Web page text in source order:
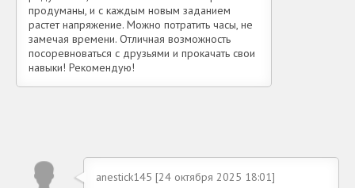
продуманы, и с каждым новым заданием
растет напряжение. Можно потратить часы, не
замечая времени. Отличная возможность
посоревноваться с друзьями и прокачать свои
навыки! Рекомендую!
anestick145 [24 октября 2025 18:01]